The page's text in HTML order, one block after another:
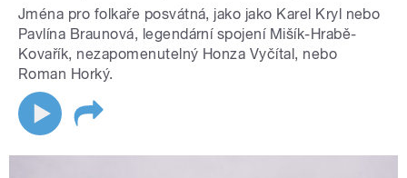
Jména pro folkaře posvátná, jako jako Karel Kryl nebo
Pavlína Braunová, legendární spojení Mišík-Hrabě-
Kovařík, nezapomenutelný Honza Vyčítal, nebo
Roman Horký.